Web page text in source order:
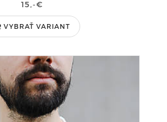
15,-€
VYBRAŤ VARIANT